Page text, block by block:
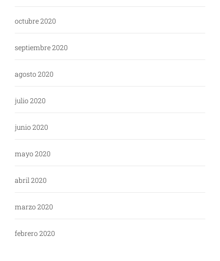
octubre 2020
septiembre 2020
agosto 2020
julio 2020
junio 2020
mayo 2020
abril 2020
marzo 2020
febrero 2020